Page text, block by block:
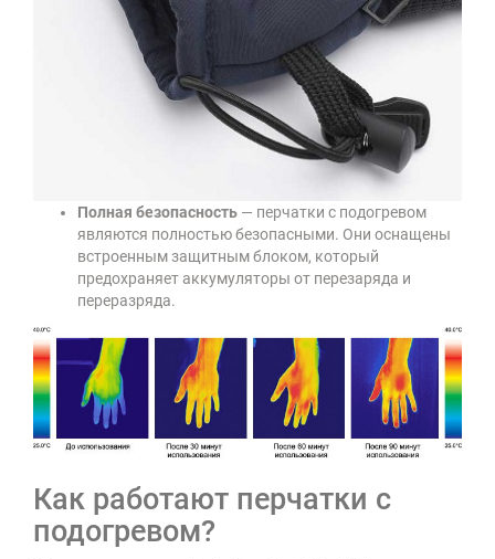
Полная безопасность — перчатки с подогревом
являются полностью безопасными. Они оснащены
встроенным защитным блоком, который
предохраняет аккумуляторы от перезаряда и
переразряда.
Как работают перчатки с
подогревом?